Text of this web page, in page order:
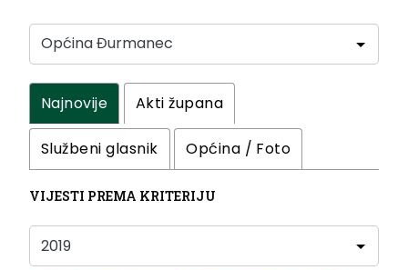
Najnovije Akti župana
Službeni glasnik Općina / Foto
VIJESTI PREMA KRITERIJU